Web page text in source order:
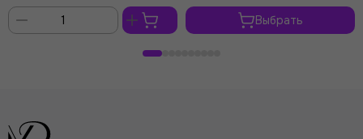
корзину
Выбрать